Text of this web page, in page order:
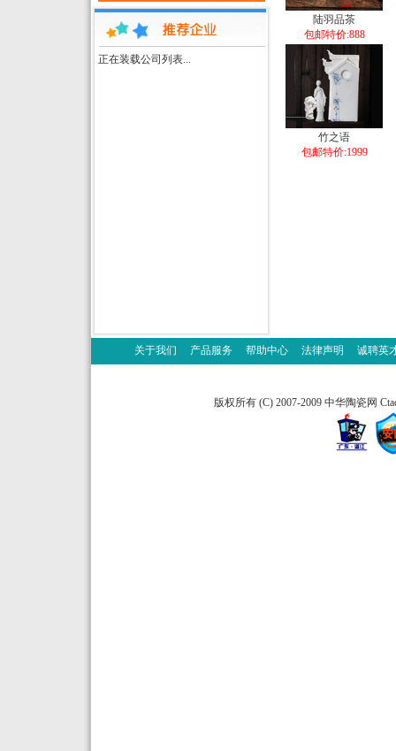
正在装载公司列表...
陆羽品茶
包邮特价:888
竹之语
包邮特价:1999
关于我们 产品服务 帮助中心 法律声明 诚聘英
版权所有 (C) 2007-2009 中华陶瓷网